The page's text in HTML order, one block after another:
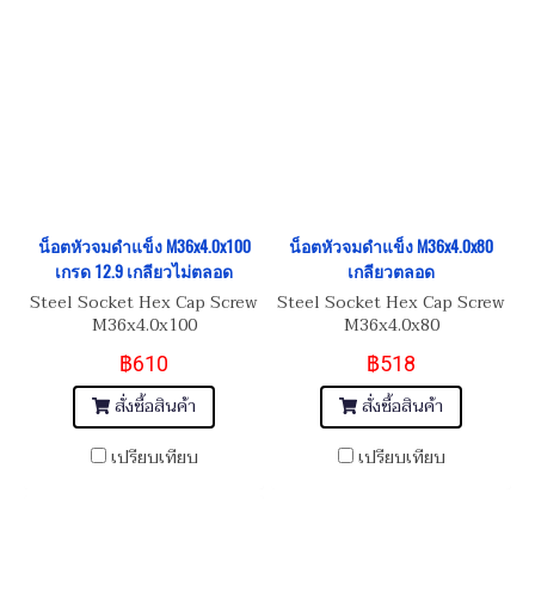
น็อตหัวจมดำแข็ง M36x4.0x100
เกรด 12.9 เกลียวไม่ตลอด
Steel Socket Hex Cap Screw
M36x4.0x100
฿610
สั่งซื้อสินค้า
เปรียบเทียบ
น็อตหัวจมดำแข็ง M36x4.0x80
เกลียวตลอด
Steel Socket Hex Cap Screw
M36x4.0x80
฿518
สั่งซื้อสินค้า
เปรียบเทียบ